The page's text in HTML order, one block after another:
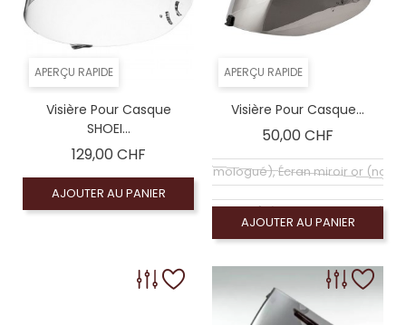
APERÇU RAPIDE
Visière Pour Casque
SHOEI...
129,00 CHFPrix
AJOUTER AU PANIER
APERÇU RAPIDE
Visière Pour Casque...
50,00 CHF
Coloré (non homologué), Écran miroir or (non
Coloré (non homologué), Écran miroir violet
Coloré (non homologué), Écran miroir bleu
AJOUTER AU PANIER